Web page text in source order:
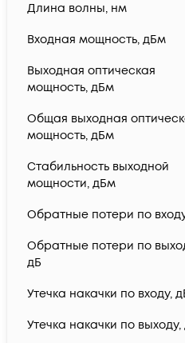
Длина волны, нм
Входная мощность, дБм
Выходная оптическая
мощность, дБм
Общая выходная
мощность, дБм
Стабильность выходной
мощности, дБм
Обратные потери по
Обратные потери по
дБ
Утечка накачки по входу,
Утечка накачки по